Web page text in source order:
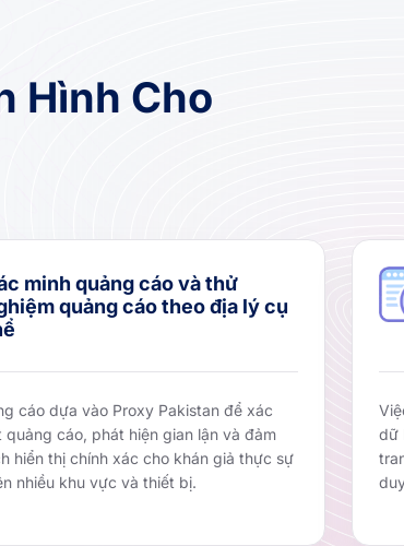
Hình Cho
minh quảng cáo và thử
quảng cáo theo địa lý cụ
cáo dựa vào Proxy Pakistan để xác
quảng cáo, phát hiện gian lận và đảm
hiển thị chính xác cho khán giả thực sự
nhiều khu vực và thiết bị.
dữ